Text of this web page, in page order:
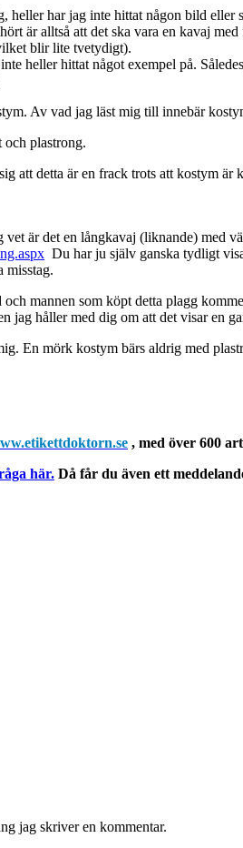
har jag inte hittat någon bild
är alltså att det ska vara en kavaj
blir lite tvetydigt).
heller hittat något exempel på.
Av vad jag läst mig till innebär
och plastrong.
att detta är en frack trots att kostym
är det en långkavaj (liknande) med
Du har ju själv ganska tydligt
misstag.
mannen som köpt detta plagg
håller med dig om att det visar en
En mörk kostym bärs aldrig med
, med över 600
här. Då får du även ett
jag skriver en kommentar.